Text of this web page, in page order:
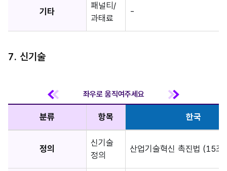
기타
패널티/
과태료
-
7. 신기술
분류 항목 한국
정의
신기술
정의
산업기술혁신 촉진법 (15조)